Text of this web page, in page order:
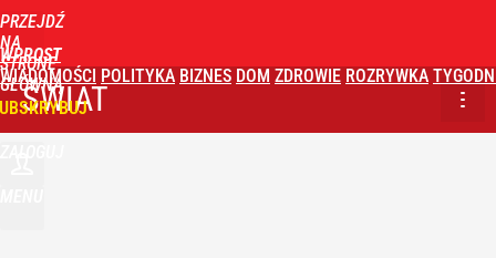
PRZEJDŹ
NA
STRONĘ
GŁÓWNĄ
WPROST
WIADOMOŚCI POLITYKA BIZNES DOM ZDROWIE ROZRYWKA
ŚWIAT